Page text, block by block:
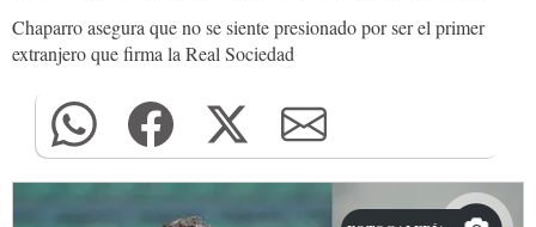
Chaparro asegura que no se siente presionado por ser el primer
extranjero que firma la Real Sociedad